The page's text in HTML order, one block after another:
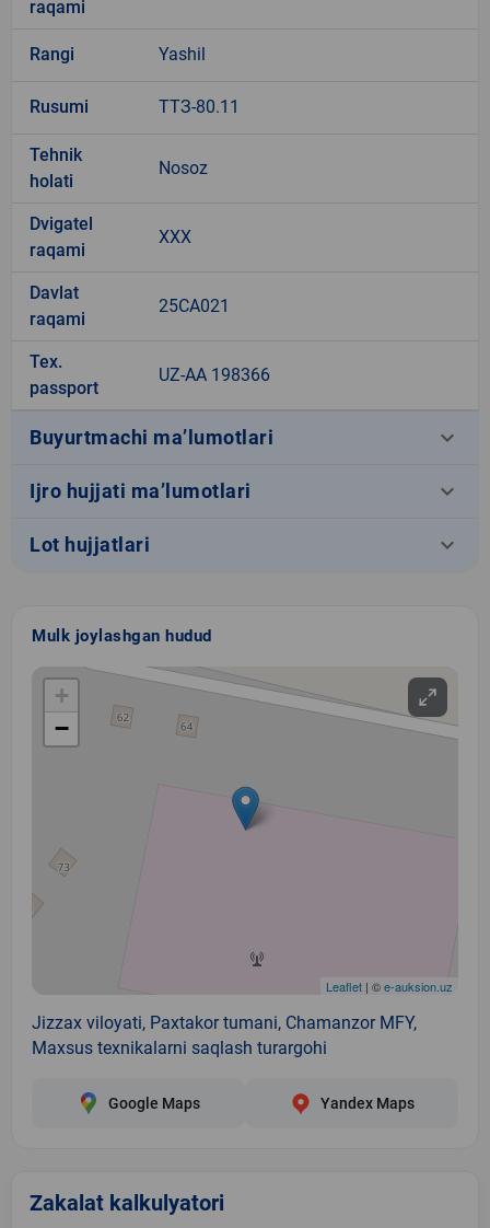
raqami
Rangi Yashil
Rusumi ТТЗ-80.11
Tehnik
holati
Nosoz
Dvigatel
raqami
ХХХ
Davlat
raqami
25CA021
Tex.
passport
UZ-AA 198366
Buyurtmachi ma’lumotlari keyboard_arrow_down
Ijro hujjati ma’lumotlari keyboard_arrow_down
Lot hujjatlari keyboard_arrow_down
Mulk joylashgan hudud
+
−
Leaflet | ©e-auksion.uz
Jizzax viloyati, Paxtakor tumani, Chamanzor MFY,
Maxsus texnikalarni saqlash turargohi
Google Maps Yandex Maps
Zakalat kalkulyatori